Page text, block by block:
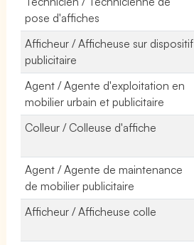
pose d'affiches
Afficheur / Afficheuse sur dispositif
publicitaire
Agent / Agente d'exploitation en
mobilier urbain et publicitaire
Colleur / Colleuse d'affiche
Agent / Agente de maintenance
de mobilier publicitaire
Afficheur / Afficheuse colle